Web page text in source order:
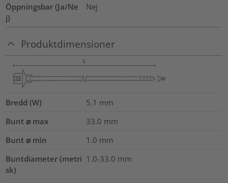
Öppningsbar (Ja/Ne
j)
Nej
Produktdimensioner
Bredd (W) 5.1 mm
Bunt ⌀ max
33.0 mm
Bunt ⌀ min
1.0 mm
Buntdiameter (metri
sk)
1.0-33.0 mm